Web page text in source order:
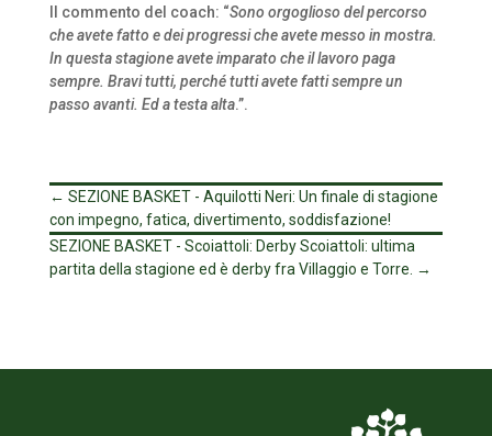
Il commento del coach: “Sono orgoglioso del percorso
che avete fatto e dei progressi che avete messo in mostra.
In questa stagione avete imparato che il lavoro paga
sempre. Bravi tutti, perché tutti avete fatti sempre un
passo avanti. Ed a testa alta.”.
← SEZIONE BASKET - Aquilotti Neri: Un finale di stagione
con impegno, fatica, divertimento, soddisfazione!
SEZIONE BASKET - Scoiattoli: Derby Scoiattoli: ultima
partita della stagione ed è derby fra Villaggio e Torre. →